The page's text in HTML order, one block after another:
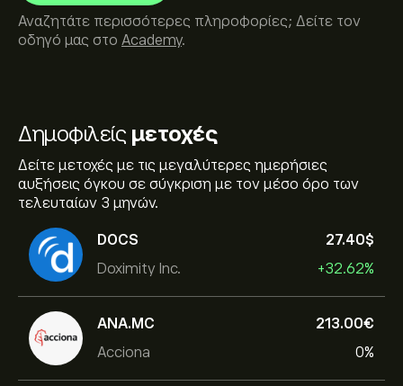
Δημοφιλείς μετοχές
Δείτε μετοχές με τις μεγαλύτερες ημερήσιες
αυξήσεις όγκου σε σύγκριση με τον μέσο όρο των
τελευταίων 3 μηνών.
DOCS
Doximity Inc.
27.40‎$‎
+32.62%
ANA.MC
Acciona
213.00‎€‎
0%
Αναζητάτε περισσότερες πληροφορίες; Δείτε τον
οδηγό μας στο Academy.